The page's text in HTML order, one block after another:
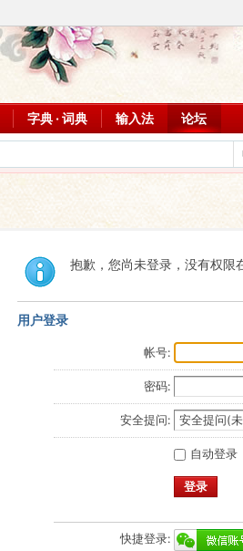
字典 · 词典 输入法 论坛
抱歉，您尚未登录，没有权限
用户登录
帐号:
密码:
安全提问:
自动登录
登录
快捷登录: